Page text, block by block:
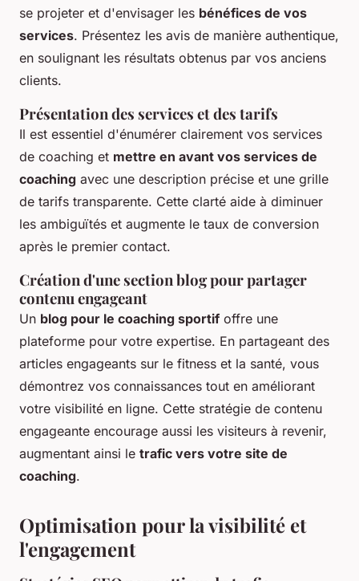
se projeter et d'envisager les bénéfices de vos
services. Présentez les avis de manière authentique,
en soulignant les résultats obtenus par vos anciens
clients.
Présentation des services et des tarifs
Il est essentiel d'énumérer clairement vos services
de coaching et mettre en avant vos services de
coaching avec une description précise et une grille
de tarifs transparente. Cette clarté aide à diminuer
les ambiguïtés et augmente le taux de conversion
après le premier contact.
Création d'une section blog pour partager
contenu engageant
Un blog pour le coaching sportif offre une
plateforme pour votre expertise. En partageant des
articles engageants sur le fitness et la santé, vous
démontrez vos connaissances tout en améliorant
votre visibilité en ligne. Cette stratégie de contenu
engageante encourage aussi les visiteurs à revenir,
augmentant ainsi le trafic vers votre site de
coaching.
Optimisation pour la visibilité et
l'engagement